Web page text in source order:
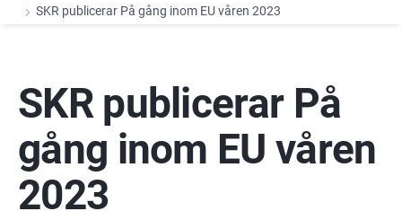
SKR publicerar På gång inom EU våren 2023
SKR publicerar På
gång inom EU våren
2023